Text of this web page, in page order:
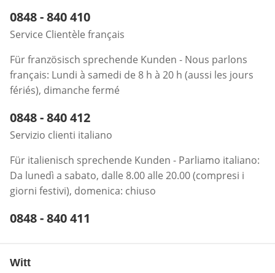
Telefonnummer:
0848 - 840 410
Service Clientèle français
Für französisch sprechende Kunden - Nous parlons
français: Lundi à samedi de 8 h à 20 h (aussi les jours
fériés), dimanche fermé
Telefonnummer:
0848 - 840 412
Servizio clienti italiano
Für italienisch sprechende Kunden - Parliamo italiano:
Da lunedì a sabato, dalle 8.00 alle 20.00 (compresi i
giorni festivi), domenica: chiuso
Telefonnummer:
0848 - 840 411
Witt